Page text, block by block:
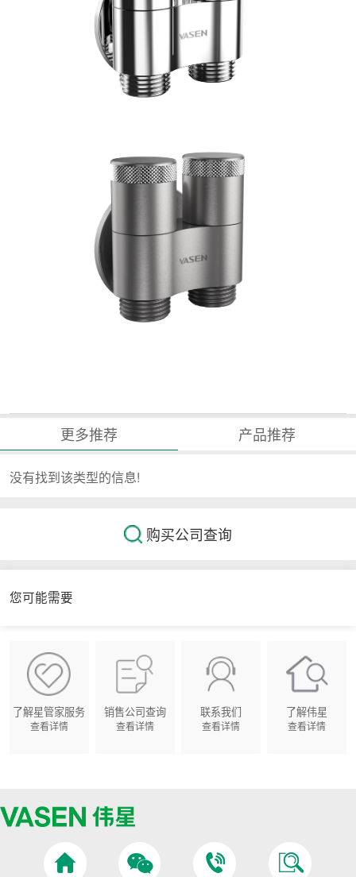
更多推荐 产品推荐
没有找到该类型的信息!
购买公司查询
您可能需要
了解星管家服务
查看详情
销售公司查询
查看详情
联系我们
查看详情
了解伟星
查看详情